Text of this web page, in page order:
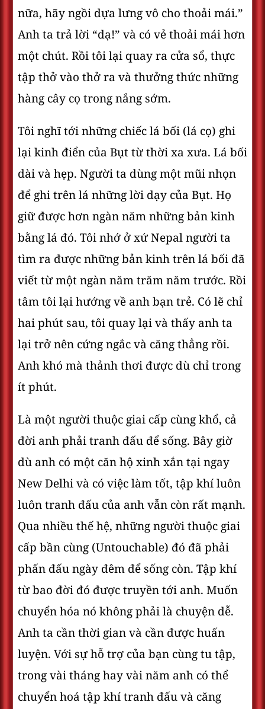
nữa, hãy ngồi dựa lưng vô cho thoải mái.”
Anh ta trả lời “dạ!” và có vẻ thoải mái hơn
một chút. Rồi tôi lại quay ra cửa sổ, thực
tập thở vào thở ra và thưởng thức những
hàng cây cọ trong nắng sớm.
Tôi nghĩ tới những chiếc lá bối (lá cọ) ghi
lại kinh điển của Bụt từ thời xa xưa. Lá bối
dài và hẹp. Người ta dùng một mũi nhọn
để ghi trên lá những lời dạy của Bụt. Họ
giữ được hơn ngàn năm những bản kinh
bằng lá đó. Tôi nhớ ở xứ Nepal người ta
tìm ra được những bản kinh trên lá bối đã
viết từ một ngàn năm trăm năm trước. Rồi
tâm tôi lại hướng về anh bạn trẻ. Có lẽ chỉ
hai phút sau, tôi quay lại và thấy anh ta
lại trở nên cứng ngắc và căng thẳng rồi.
Anh khó mà thảnh thơi được dù chỉ trong
ít phút.
Là một người thuộc giai cấp cùng khổ, cả
đời anh phải tranh đấu để sống. Bây giờ
dù anh có một căn hộ xinh xắn tại ngay
New Delhi và có việc làm tốt, tập khí luôn
luôn tranh đấu của anh vẫn còn rất mạnh.
Qua nhiều thế hệ, những người thuộc giai
cấp bần cùng (Untouchable) đó đã phải
phấn đấu ngày đêm để sống còn. Tập khí
từ bao đời đó được truyền tới anh. Muốn
chuyển hóa nó không phải là chuyện dễ.
Anh ta cần thời gian và cần được huấn
luyện. Với sự hỗ trợ của bạn cùng tu tập,
trong vài tháng hay vài năm anh có thể
chuyển hoá tập khí tranh đấu và căng